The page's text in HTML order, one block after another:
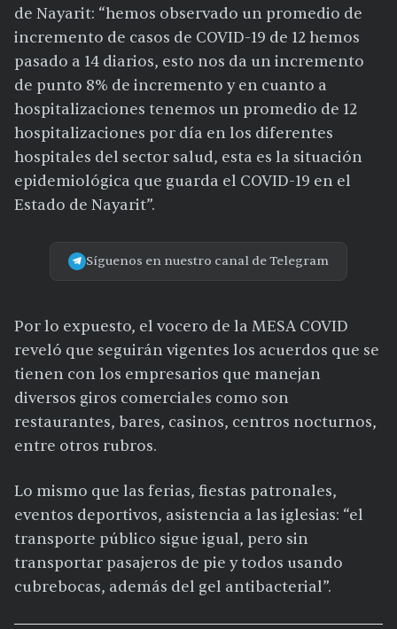
de Nayarit: “hemos observado un promedio de
incremento de casos de COVID-19 de 12 hemos
pasado a 14 diarios, esto nos da un incremento
de punto 8% de incremento y en cuanto a
hospitalizaciones tenemos un promedio de 12
hospitalizaciones por día en los diferentes
hospitales del sector salud, esta es la situación
epidemiológica que guarda el COVID-19 en el
Estado de Nayarit”.
Síguenos en nuestro canal de Telegram
Por lo expuesto, el vocero de la MESA COVID
reveló que seguirán vigentes los acuerdos que se
tienen con los empresarios que manejan
diversos giros comerciales como son
restaurantes, bares, casinos, centros nocturnos,
entre otros rubros.
Lo mismo que las ferias, fiestas patronales,
eventos deportivos, asistencia a las iglesias: “el
transporte público sigue igual, pero sin
transportar pasajeros de pie y todos usando
cubrebocas, además del gel antibacterial”.